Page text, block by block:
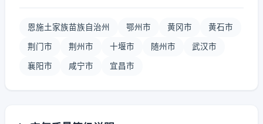
恩施土家族苗族自治州 鄂州市 黄冈市 黄石市
荆门市 荆州市 十堰市 随州市 武汉市
襄阳市 咸宁市 宜昌市